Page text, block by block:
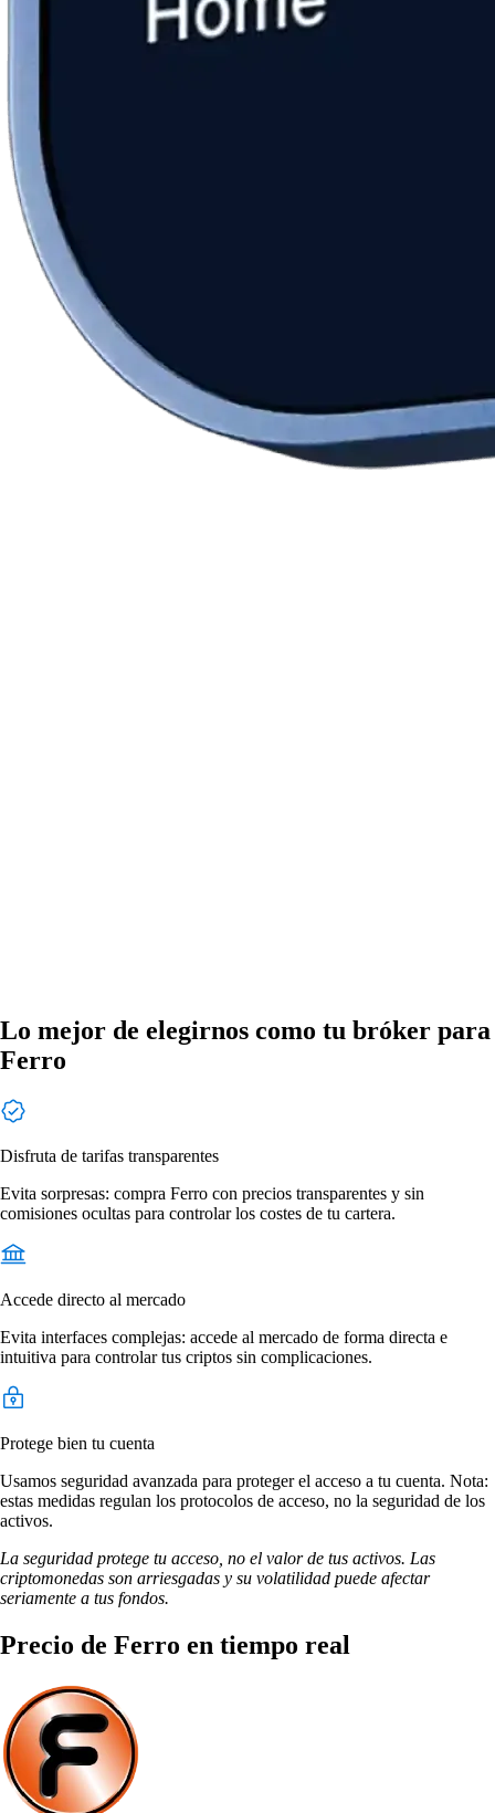
Lo mejor de elegirnos como tu bróker para
Ferro
Disfruta de tarifas transparentes
Evita sorpresas: compra Ferro con precios transparentes y sin
comisiones ocultas para controlar los costes de tu cartera.
Accede directo al mercado
Evita interfaces complejas: accede al mercado de forma directa e
intuitiva para controlar tus criptos sin complicaciones.
Protege bien tu cuenta
Usamos seguridad avanzada para proteger el acceso a tu cuenta. Nota:
estas medidas regulan los protocolos de acceso, no la seguridad de los
activos.
La seguridad protege tu acceso, no el valor de tus activos. Las
criptomonedas son arriesgadas y su volatilidad puede afectar
seriamente a tus fondos.
Precio de Ferro en tiempo real